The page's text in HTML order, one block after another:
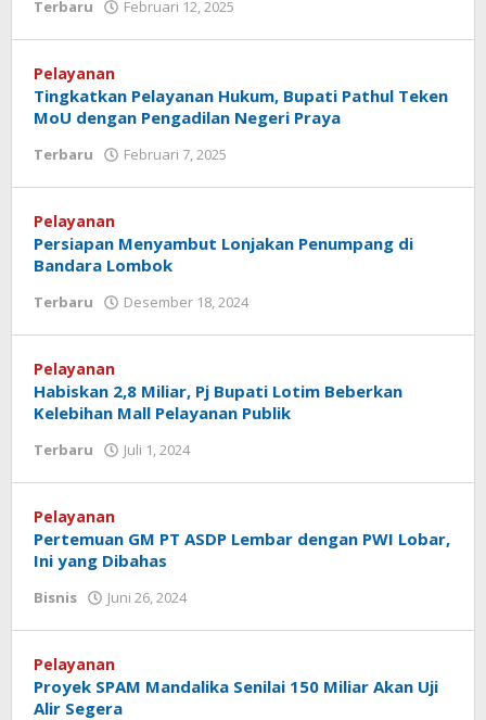
Terbaru Februari 12, 2025
Pelayanan
Tingkatkan Pelayanan Hukum, Bupati Pathul Teken
MoU dengan Pengadilan Negeri Praya
Terbaru Februari 7, 2025
Pelayanan
Persiapan Menyambut Lonjakan Penumpang di
Bandara Lombok
Terbaru Desember 18, 2024
Pelayanan
Habiskan 2,8 Miliar, Pj Bupati Lotim Beberkan
Kelebihan Mall Pelayanan Publik
Terbaru Juli 1, 2024
Pelayanan
Pertemuan GM PT ASDP Lembar dengan PWI Lobar,
Ini yang Dibahas
Bisnis Juni 26, 2024
Pelayanan
Proyek SPAM Mandalika Senilai 150 Miliar Akan Uji
Alir Segera